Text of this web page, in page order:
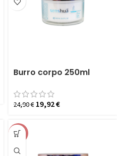
Burro corpo 250ml
24,90€19,92€
-20%